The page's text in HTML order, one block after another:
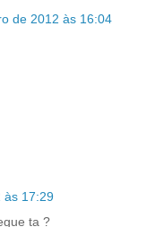
de 2012 às 16:04
às 17:29
ta ?